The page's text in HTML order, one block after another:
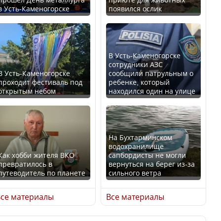
возглавил
благополучия
стран Центральной
ли представлены
регионов в
төменгі жалақы,
экология: жеті
сайлаушылармен
талқылап жатыр?
В России введены
дополнительные
ограничения для
казахстанских прав
Трамп официально
вступил в должность
президента США
Луну признали объектом
культурного наследия,
находящегося под
угрозой исчезновения
Усть-Каменогорске
Усть-Каменогорске
фестиваль под
небом
хобби жителя ВКО
в
по планете
материалы
появился ослик
В Усть-Каменогорске
сотрудники АЗС
сообщили патрульным о
ребенке, который
находился один на улице
На Бухтарминском
водохранилище
сапбордисты не могли
вернуться на берег из-за
сильного ветра
Все материалы